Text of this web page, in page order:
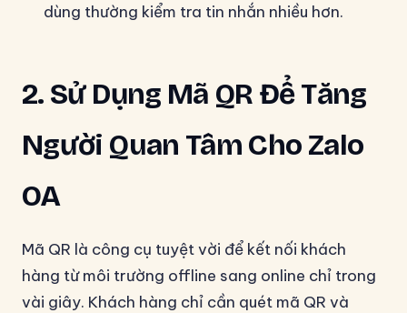
dùng thường kiểm tra tin nhắn nhiều hơn.
2. Sử Dụng Mã QR Để Tăng
Người Quan Tâm Cho Zalo
OA
Mã QR là công cụ tuyệt vời để kết nối khách
hàng từ môi trường offline sang online chỉ trong
vài giây. Khách hàng chỉ cần quét mã QR và